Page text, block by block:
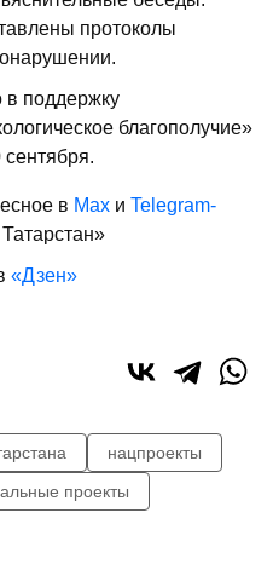
протоколы
в поддержку
благополучие»
сентября.
в Max и Telegram-
«Дзен»
нацпроекты
проекты